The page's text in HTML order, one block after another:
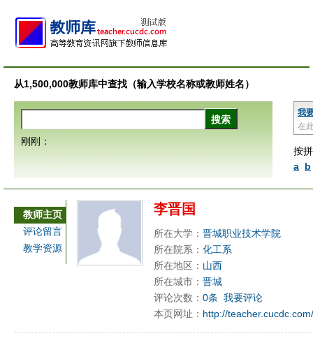
从1,500,000教师库中查找（输入学校名称或教师姓名）
我
在
按
a b
刚刚：
教师主页
评论留言
教学资源
李晋国
所在大学： 晋城职业技术学院
所在院系： 化工系
所在地区： 山西
所在城市： 晋城
评论次数： 0条 我要评论
本页网址： http://